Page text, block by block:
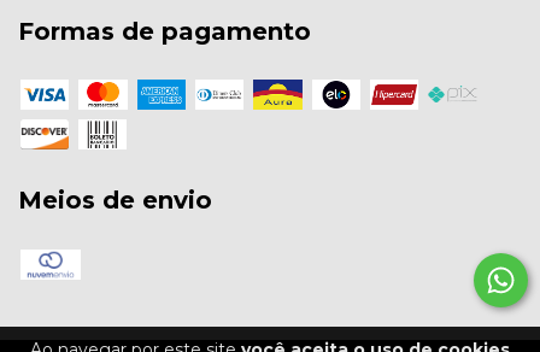
Formas de pagamento
Meios de envio